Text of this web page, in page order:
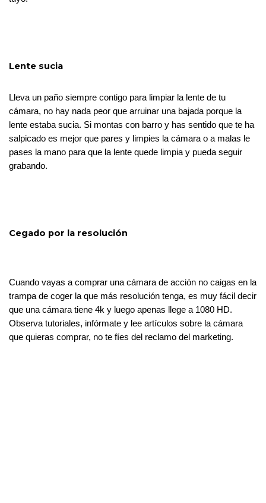
Lente sucia
Lleva un paño siempre contigo para limpiar la lente de tu
cámara, no hay nada peor que arruinar una bajada porque la
lente estaba sucia. Si montas con barro y has sentido que te ha
salpicado es mejor que pares y limpies la cámara o a malas le
pases la mano para que la lente quede limpia y pueda seguir
grabando.
Cegado por la resolución
Cuando vayas a comprar una cámara de acción no caigas en la
trampa de coger la que más resolución tenga, es muy fácil decir
que una cámara tiene 4k y luego apenas llege a 1080 HD.
Observa tutoriales, infórmate y lee artículos sobre la cámara
que quieras comprar, no te fíes del reclamo del marketing.